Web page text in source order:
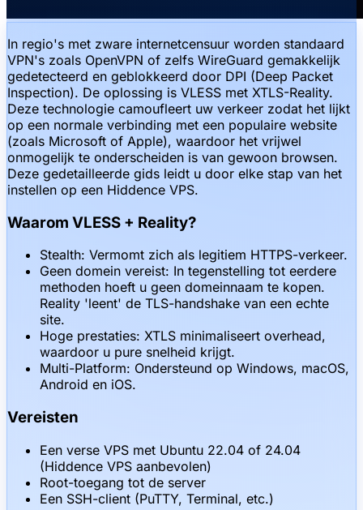
In regio's met zware internetcensuur worden standaard
VPN's zoals OpenVPN of zelfs WireGuard gemakkelijk
gedetecteerd en geblokkeerd door DPI (Deep Packet
Inspection). De oplossing is VLESS met XTLS-Reality.
Deze technologie camoufleert uw verkeer zodat het lijkt
op een normale verbinding met een populaire website
(zoals Microsoft of Apple), waardoor het vrijwel
onmogelijk te onderscheiden is van gewoon browsen.
Deze gedetailleerde gids leidt u door elke stap van het
instellen op een Hiddence VPS.
Waarom VLESS + Reality?
Stealth: Vermomt zich als legitiem HTTPS-verkeer.
Geen domein vereist: In tegenstelling tot eerdere
methoden hoeft u geen domeinnaam te kopen.
Reality 'leent' de TLS-handshake van een echte
site.
Hoge prestaties: XTLS minimaliseert overhead,
waardoor u pure snelheid krijgt.
Multi-Platform: Ondersteund op Windows, macOS,
Android en iOS.
Vereisten
Een verse VPS met Ubuntu 22.04 of 24.04
(Hiddence VPS aanbevolen)
Root-toegang tot de server
Een SSH-client (PuTTY, Terminal, etc.)